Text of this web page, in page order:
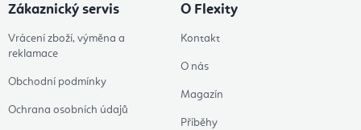
Zákaznický servis
Vrácení zboží, výměna a
reklamace
Obchodní podmínky
Ochrana osobních údajů
O Flexity
Kontakt
O nás
Magazín
Příběhy